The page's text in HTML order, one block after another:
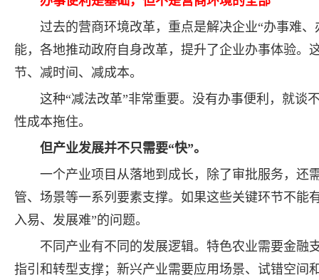
过去的营商环境改革，重点是解决企业“办事难
能，各地推动政府自身改革，提升了企业办事体验。
节、减时间、减成本。
这种“减法改革”非常重要。没有办事便利，就谈
性成本拖住。
但产业发展并不只需要“快”。
一个产业项目从落地到成长，除了审批服务，还
管、场景等一系列要素支撑。如果这些关键环节不能
入易、发展难”的问题。
不同产业有不同的发展逻辑。特色农业需要金融
指引和转型支撑；新兴产业需要应用场景、试错空间